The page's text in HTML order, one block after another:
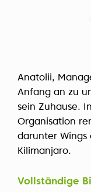
Anatolii,
Anfang an zu
sein Zuhause.
Organisation
darunter Wings
Kilimanjaro.
Vollständige